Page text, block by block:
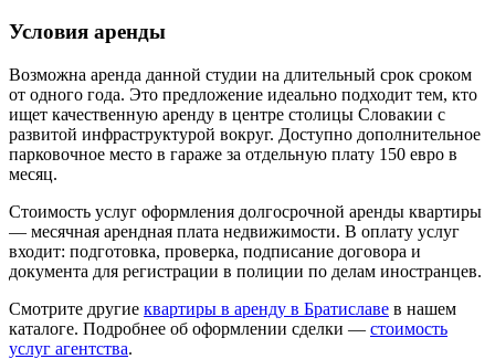
Условия аренды
Возможна аренда данной студии на длительный срок сроком
от одного года. Это предложение идеально подходит тем, кто
ищет качественную аренду в центре столицы Словакии с
развитой инфраструктурой вокруг. Доступно дополнительное
парковочное место в гараже за отдельную плату 150 евро в
месяц.
Стоимость услуг оформления долгосрочной аренды квартиры
— месячная арендная плата недвижимости. В оплату услуг
входит: подготовка, проверка, подписание договора и
документа для регистрации в полиции по делам иностранцев.
Смотрите другие квартиры в аренду в Братиславе в нашем
каталоге. Подробнее об оформлении сделки — стоимость
услуг агентства.